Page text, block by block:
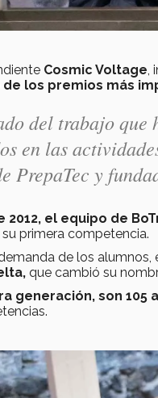
Cosmic Voltage,
los premios más
del trabajo que
en las
PrepaTec y
2012, el equipo de
primera competencia.
de los alumnos,
que cambió su
generación, son 105